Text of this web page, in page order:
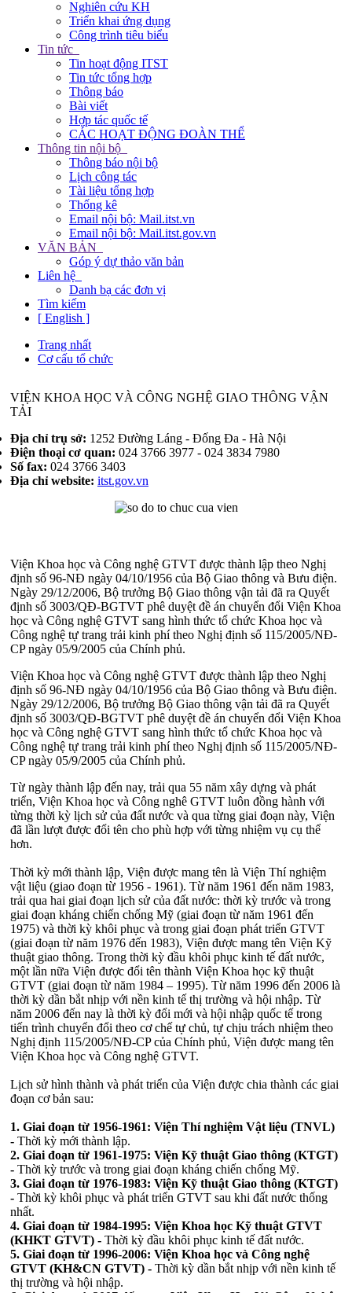
Nghiên cứu KH
Triển khai ứng dụng
Công trình tiêu biểu
Tin tức
Tin hoạt động ITST
Tin tức tổng hợp
Thông báo
Bài viết
Hợp tác quốc tế
CÁC HOẠT ĐỘNG ĐOÀN THỂ
Thông tin nội bộ
Thông báo nội bộ
Lịch công tác
Tài liệu tổng hợp
Thống kê
Email nội bộ: Mail.itst.vn
Email nội bộ: Mail.itst.gov.vn
VĂN BẢN
Góp ý dự thảo văn bản
Liên hệ
Danh bạ các đơn vị
Tìm kiếm
[ English ]
Trang nhất
Cơ cấu tổ chức
VIỆN KHOA HỌC VÀ CÔNG NGHỆ GIAO THÔNG VẬN
TẢI
Địa chỉ trụ sở: 1252 Đường Láng - Đống Đa - Hà Nội
Điện thoại cơ quan: 024 3766 3977 - 024 3834 7980
Số fax: 024 3766 3403
Địa chỉ website: itst.gov.vn
Viện Khoa học và Công nghệ GTVT được thành lập theo Nghị
định số 96-NĐ ngày 04/10/1956 của Bộ Giao thông và Bưu điện.
Ngày 29/12/2006, Bộ trưởng Bộ Giao thông vận tải đã ra Quyết
định số 3003/QĐ-BGTVT phê duyệt đề án chuyển đổi Viện Khoa
học và Công nghệ GTVT sang hình thức tổ chức Khoa học và
Công nghệ tự trang trải kinh phí theo Nghị định số 115/2005/NĐ-
CP ngày 05/9/2005 của Chính phủ.
Viện Khoa học và Công nghệ GTVT được thành lập theo Nghị
định số 96-NĐ ngày 04/10/1956 của Bộ Giao thông và Bưu điện.
Ngày 29/12/2006, Bộ trưởng Bộ Giao thông vận tải đã ra Quyết
định số 3003/QĐ-BGTVT phê duyệt đề án chuyển đổi Viện Khoa
học và Công nghệ GTVT sang hình thức tổ chức Khoa học và
Công nghệ tự trang trải kinh phí theo Nghị định số 115/2005/NĐ-
CP ngày 05/9/2005 của Chính phủ.
Từ ngày thành lập đến nay, trải qua 55 năm xây dựng và phát
triển, Viện Khoa học và Công nghê GTVT luôn đồng hành với
từng thời kỳ lịch sử của đất nước và qua từng giai đoạn này, Viện
đã lần lượt được đổi tên cho phù hợp với từng nhiệm vụ cụ thể
hơn.
Thời kỳ mới thành lập, Viện được mang tên là Viện Thí nghiệm
vật liệu (giao đoạn từ 1956 - 1961). Từ năm 1961 đến năm 1983,
trải qua hai giai đoạn lịch sử của đất nước: thời kỳ trước và trong
giai đoạn kháng chiến chống Mỹ (giai đoạn từ năm 1961 đến
1975) và thời kỳ khôi phục và trong giai đoạn phát triển GTVT
(giai đoạn từ năm 1976 đến 1983), Viện được mang tên Viện Kỹ
thuật giao thông. Trong thời kỳ đầu khôi phục kinh tế đất nước,
một lần nữa Viện được đổi tên thành Viện Khoa học kỹ thuật
GTVT (giai đoạn từ năm 1984 – 1995). Từ năm 1996 đến 2006 là
thời kỳ dần bắt nhịp với nền kinh tế thị trường và hội nhập. Từ
năm 2006 đến nay là thời kỳ đổi mới và hội nhập quốc tế trong
tiến trình chuyển đổi theo cơ chế tự chủ, tự chịu trách nhiệm theo
Nghị định 115/2005/NĐ-CP của Chính phủ, Viện được mang tên
Viện Khoa học và Công nghệ GTVT.
Lịch sử hình thành và phát triển của Viện được chia thành các giai
đoạn cơ bản sau:
1. Giai đoạn từ 1956-1961: Viện Thí nghiệm Vật liệu (TNVL)
- Thời kỳ mới thành lập.
2. Giai đoạn từ 1961-1975: Viện Kỹ thuật Giao thông (KTGT)
- Thời kỳ trước và trong giai đoạn kháng chiến chống Mỹ.
3. Giai đoạn từ 1976-1983: Viện Kỹ thuật Giao thông (KTGT)
- Thời kỳ khôi phục và phát triển GTVT sau khi đất nước thống
nhất.
4. Giai đoạn từ 1984-1995: Viện Khoa học Kỹ thuật GTVT
(KHKT GTVT) - Thời kỳ đầu khôi phục kinh tế đất nước.
5. Giai đoạn từ 1996-2006: Viện Khoa học và Công nghệ
GTVT (KH&CN GTVT) - Thời kỳ dần bắt nhịp với nền kinh tế
thị trường và hội nhập.